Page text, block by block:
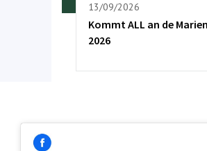
13/09/2026
Kommt ALL an de
2026